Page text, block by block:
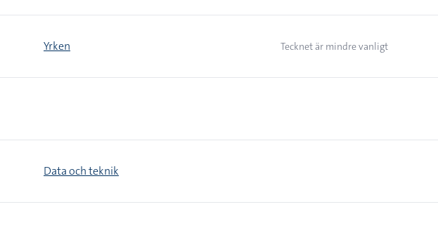
Yrken Tecknet är mindre vanligt
Data och teknik